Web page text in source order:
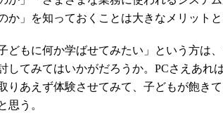
か」を知っておくことは大きなメリットと
どもに何か学ばせてみたい」という方は
してみてはいかがだろうか。PCさえあれ
りあえず体験させてみて、子どもが飽き
思う。